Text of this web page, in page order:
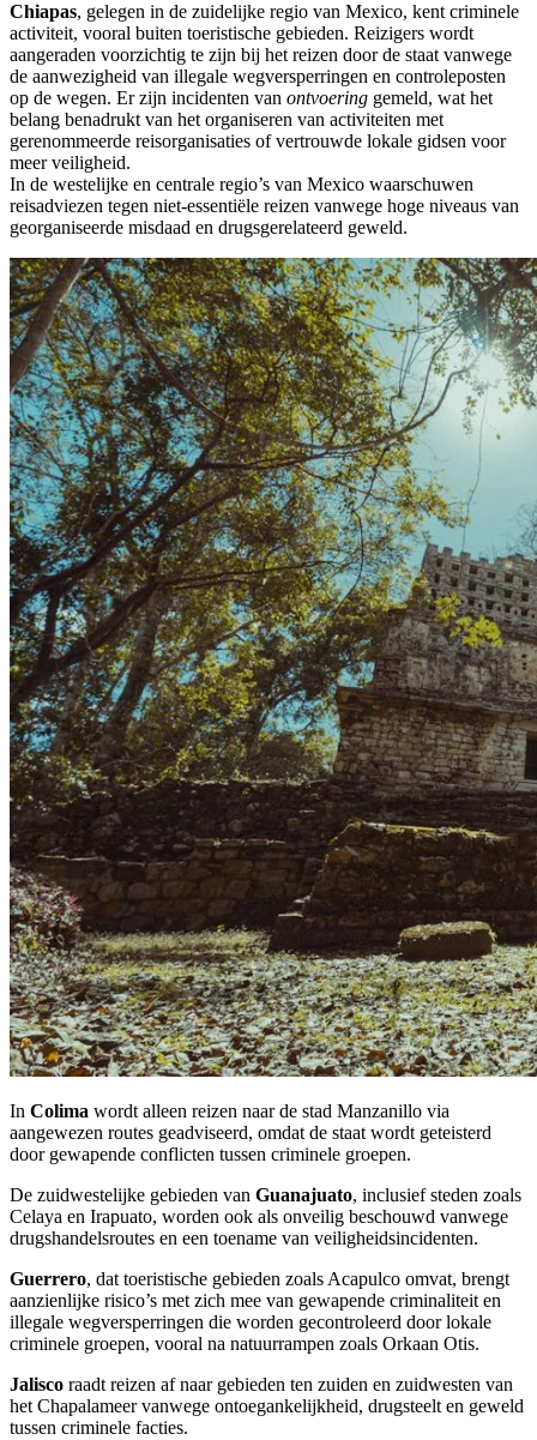
Chiapas, gelegen in de zuidelijke regio van Mexico, kent criminele
activiteit, vooral buiten toeristische gebieden. Reizigers wordt
aangeraden voorzichtig te zijn bij het reizen door de staat vanwege
de aanwezigheid van illegale wegversperringen en controleposten
op de wegen. Er zijn incidenten van ontvoering gemeld, wat het
belang benadrukt van het organiseren van activiteiten met
gerenommeerde reisorganisaties of vertrouwde lokale gidsen voor
meer veiligheid.
In de westelijke en centrale regio’s van Mexico waarschuwen
reisadviezen tegen niet-essentiële reizen vanwege hoge niveaus van
georganiseerde misdaad en drugsgerelateerd geweld.
In Colima wordt alleen reizen naar de stad Manzanillo via
aangewezen routes geadviseerd, omdat de staat wordt geteisterd
door gewapende conflicten tussen criminele groepen.
De zuidwestelijke gebieden van Guanajuato, inclusief steden zoals
Celaya en Irapuato, worden ook als onveilig beschouwd vanwege
drugshandelsroutes en een toename van veiligheidsincidenten.
Guerrero, dat toeristische gebieden zoals Acapulco omvat, brengt
aanzienlijke risico’s met zich mee van gewapende criminaliteit en
illegale wegversperringen die worden gecontroleerd door lokale
criminele groepen, vooral na natuurrampen zoals Orkaan Otis.
Jalisco raadt reizen af naar gebieden ten zuiden en zuidwesten van
het Chapalameer vanwege ontoegankelijkheid, drugsteelt en geweld
tussen criminele facties.